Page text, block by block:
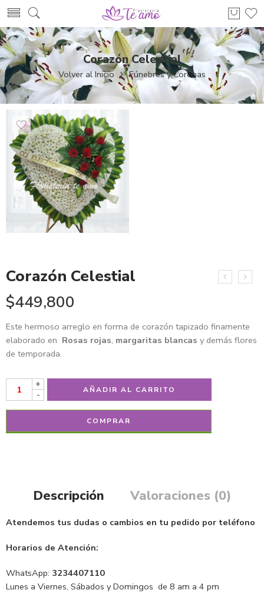
Corazón Celestial
Volver al Inicio Fúnebres y Coronas
Corazón Celestial
$449,800
Este hermoso arreglo en forma de corazón tapizado finamente
elaborado en Rosas rojas, margaritas blancas y demás flores
de temporada.
+
-
AÑADIR AL CARRITO
COMPRAR
Descripción Valoraciones (0)
Atendemos tus dudas o cambios en tu pedido por teléfono
Horarios de Atención:
WhatsApp: 3234407110
Lunes a Viernes, Sábados y Domingos de 8 am a 4 pm